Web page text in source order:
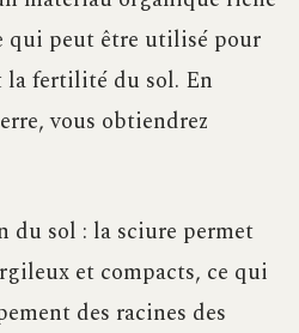
qui peut être utilisé pour
la fertilité du sol. En
vous obtiendrez
du sol : la sciure permet
et compacts, ce qui
des racines des